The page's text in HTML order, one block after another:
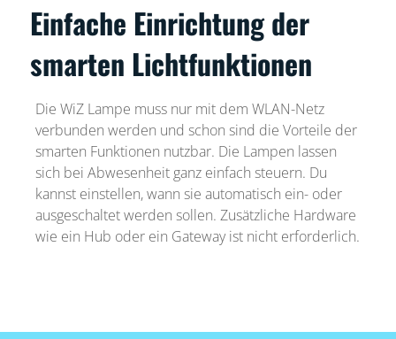
Einfache Einrichtung der
smarten Lichtfunktionen
Die WiZ Lampe muss nur mit dem WLAN-Netz
verbunden werden und schon sind die Vorteile der
smarten Funktionen nutzbar. Die Lampen lassen
sich bei Abwesenheit ganz einfach steuern. Du
kannst einstellen, wann sie automatisch ein- oder
ausgeschaltet werden sollen. Zusätzliche Hardware
wie ein Hub oder ein Gateway ist nicht erforderlich.